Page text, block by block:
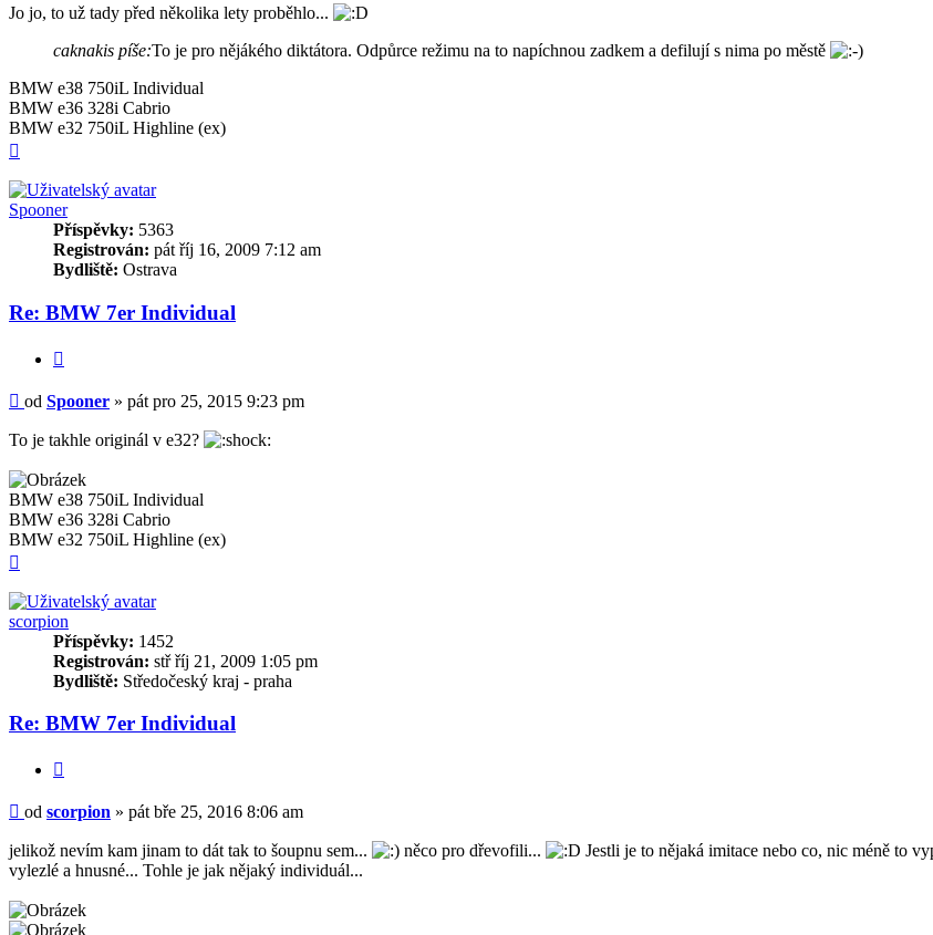
Jo jo, to už tady před několika lety proběhlo...
caknakis píše:To je pro nějákého diktátora. Odpůrce režimu na to napíchnou zadkem a defilují s nima po městě
BMW e38 750iL Individual
BMW e36 328i Cabrio
BMW e32 750iL Highline (ex)
Spooner
Příspěvky: 5363
Registrován: pát říj 16, 2009 7:12 am
Bydliště: Ostrava
Re: BMW 7er Individual
Příspěvek
od Spooner » pát pro 25, 2015 9:23 pm
To je takhle originál v e32?
BMW e38 750iL Individual
BMW e36 328i Cabrio
BMW e32 750iL Highline (ex)
scorpion
Příspěvky: 1452
Registrován: stř říj 21, 2009 1:05 pm
Bydliště: Středočeský kraj - praha
Re: BMW 7er Individual
Příspěvek
od scorpion » pát bře 25, 2016 8:06 am
jelikož nevím kam jinam to dát tak to šoupnu sem... něco pro dřevofili...
Jestli je to nějaká imitace nebo co, nic méně to
vylezlé a hnusné... Tohle je jak nějaký individuál...